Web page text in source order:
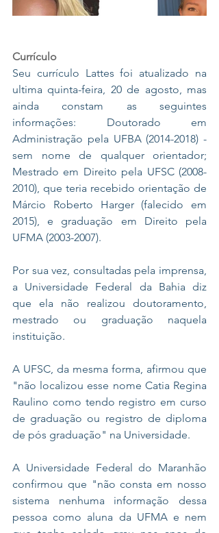
Currículo
Seu currículo Lattes foi atualizado na
ultima quinta-feira, 20 de agosto, mas
ainda constam as seguintes
informações: Doutorado em
Administração pela UFBA (2014-2018) -
sem nome de qualquer orientador;
Mestrado em Direito pela UFSC (2008-
2010), que teria recebido orientação de
Márcio Roberto Harger (falecido em
2015), e graduação em Direito pela
UFMA (2003-2007).
Por sua vez, consultadas pela imprensa,
a Universidade Federal da Bahia diz
que ela não realizou doutoramento,
mestrado ou graduação naquela
instituição.
A UFSC, da mesma forma, afirmou que
"não localizou esse nome Catia Regina
Raulino como tendo registro em curso
de graduação ou registro de diploma
de pós graduação" na Universidade.
A Universidade Federal do Maranhão
confirmou que "não consta em nosso
sistema nenhuma informação dessa
pessoa como aluna da UFMA e nem